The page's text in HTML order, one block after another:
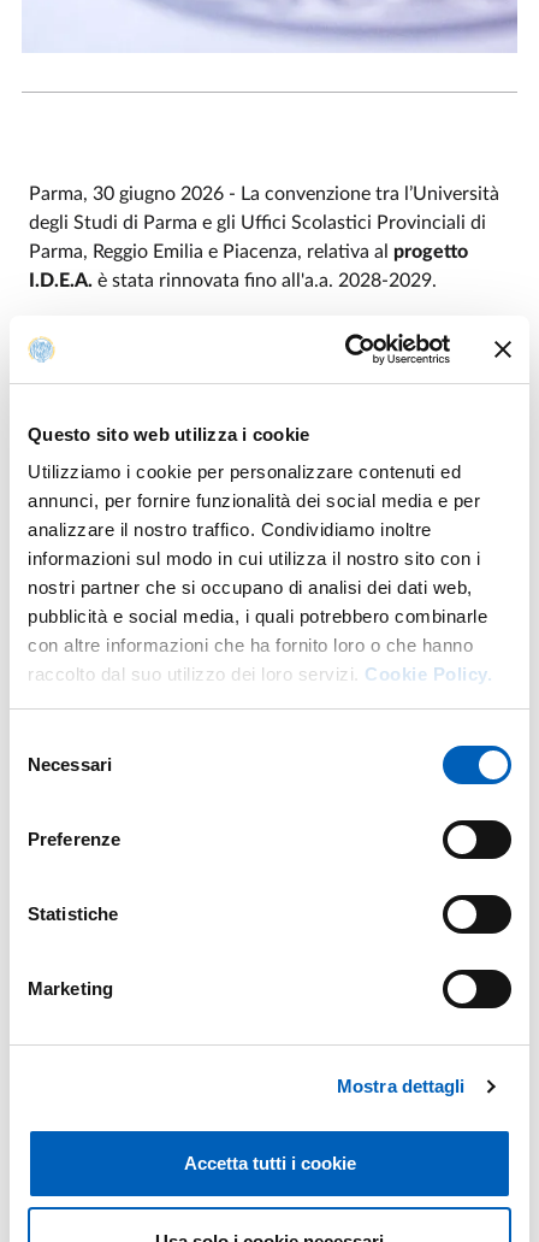
Questo sito web utilizza i cookie
Utilizziamo i cookie per personalizzare contenuti ed
annunci, per fornire funzionalità dei social media e per
analizzare il nostro traffico. Condividiamo inoltre
informazioni sul modo in cui utilizza il nostro sito con i
nostri partner che si occupano di analisi dei dati web,
pubblicità e social media, i quali potrebbero combinarle
con altre informazioni che ha fornito loro o che hanno
raccolto dal suo utilizzo dei loro servizi. Cookie Policy.
delNecessari
Preferenze
Statistiche
Marketing
Mostra dettagli
Accetta tutti i cookie
Parma, 30 giugno 2026 - La convenzione tra l’Università
degli Studi di Parma e gli Uffici Scolastici Provinciali di
Parma, Reggio Emilia e Piacenza, relativa al progetto
I.D.E.A. è stata rinnovata fino all'a.a. 2028-2029.
di aggiornamento/formazione teorico e pratico che,
relativamente all’anno accademico 2026-2027,
francese(1 posto),Greco(1 posto),
posto),Lingua italiana scritta(1 posto),Italiano(2 posti),
Latino(3 posti),Pedagogia(1 posto),Lingua spagnola(1
posto) eLingua tedesca(1 posto) presso il Dipartimento
di Discipline Umanistiche, Sociali e delle Imprese
Culturali, per insegnanti con rapporto di lavoro a tempo
indeterminato e determinato della Scuola Secondaria di
secondo grado e/o di personale insegnante in
quiescenza.
sono disponibili nella sezione del sito dedicata a bandi e
posizioni progetto I.D.E.A. rivolto a insegnanti delle
e Reggio Emilia a.a. 2026/2027
Modificato il